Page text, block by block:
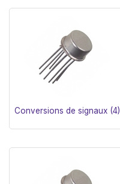
Conversions de signaux (4)